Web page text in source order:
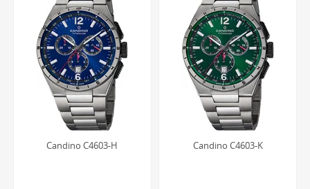
Candino C4603-H Candino C4603-K